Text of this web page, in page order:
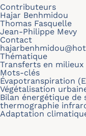
Contributeurs
Hajar Benhmidou
Thomas Fasquelle
Jean-Philippe Mevy
Contact
Thématique
Transferts en
Mots-clés
Évapotranspiration
Végétalisation
Bilan énergétique de
thermographie
Adaptation